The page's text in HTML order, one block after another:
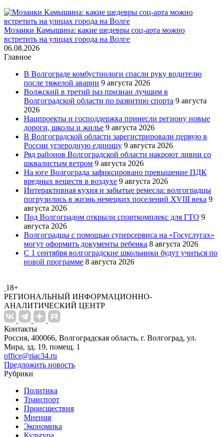
Мозаики Камышина: какие шедевры соц-арта можно
встретить на улицах города на Волге
06.08.2026
Главное
В Волгограде комбустиологи спасли руку водителю
после тяжелой аварии 9 августа 2026
Волжский в третий раз признан лучшим в
Волгоградской области по развитию спорта 9 августа
2026
Нацпроекты и господдержка принесли региону новые
дороги, школы и жилье 9 августа 2026
В Волгоградской области зарегистрировали первую в
России углеродную единицу 9 августа 2026
Ряд районов Волгоградской области накроют ливни со
шквалистым ветром 9 августа 2026
На юге Волгограда зафиксировано превышение ПДК
вредных веществ в воздухе 9 августа 2026
Интерактивная кухня и забытые ремесла: волгоградцы
погрузились в жизнь немецких поселений XVIII века 9
августа 2026
Под Волгоградом открыли спорткомплекс для ГТО 9
августа 2026
Волгоградцы с помощью суперсервиса на «Госуслугах»
могут оформить документы ребенка 8 августа 2026
С 1 сентября волгоградские школьники будут учиться по
новой программе 8 августа 2026
18+
РЕГИОНАЛЬНЫЙ ИНФОРМАЦИОННО-
АНАЛИТИЧЕСКИЙ ЦЕНТР
Контакты
Россия, 400066, Волгоградская область, г. Волгоград, ул.
Мира, зд. 19, помещ. 1
office@riac34.ru
Предложить новость
Рубрики
Политика
Транспорт
Происшествия
Мнения
Экономика
Культура